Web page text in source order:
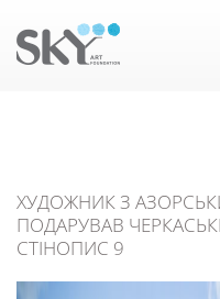
ХУДОЖНИК З
ПОДАРУВАВ
СТІНОПИС 9